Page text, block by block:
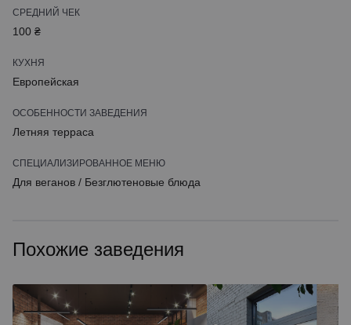
СРЕДНИЙ ЧЕК
100 ₴
КУХНЯ
Европейская
ОСОБЕННОСТИ ЗАВЕДЕНИЯ
Летняя терраса
СПЕЦИАЛИЗИРОВАННОЕ МЕНЮ
Для веганов / Безглютеновые блюда
Похожие заведения